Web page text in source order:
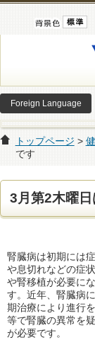
Foreign Language
トップページ >
です
3月第2木曜
腎臓病は初期には
や息切れなどの症
や腎移植が必要に
す。近年、腎臓病
期治療により進行
等で腎臓の異常を
が必要です。